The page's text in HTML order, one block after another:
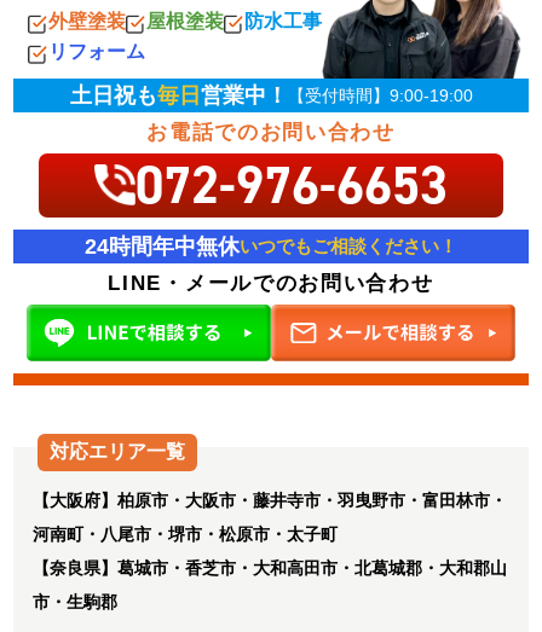
外壁塗装 屋根塗装
防水工事
リフォーム
土日祝も毎日 営業中！ 【受付時間】9:00-19:00
お電話でのお問い合わせ
072-976-6653
24時間年中無休いつでもご相談ください！
LINE・メールでのお問い合わせ
対応エリア一覧
【大阪府】柏原市・大阪市・藤井寺市・羽曳野市・富田林市・
河南町・八尾市・堺市・松原市・太子町
【奈良県】葛城市・香芝市・大和高田市・北葛城郡・大和郡山
市・生駒郡